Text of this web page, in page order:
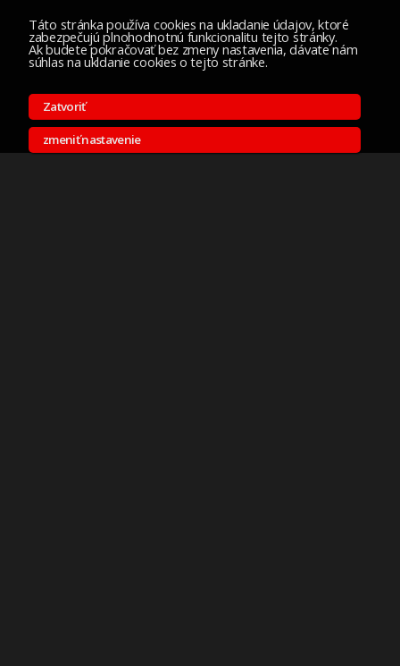
Táto stránka používa cookies na ukladanie údajov, ktoré
zabezpečujú plnohodnotnú funkcionalitu tejto stránky.
Ak budete pokračovať bez zmeny nastavenia, dávate nám
súhlas na ukldanie cookies o tejto stránke.
Zatvoriť
zmeniť nastavenie